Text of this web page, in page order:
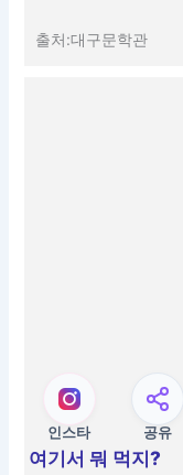
출처:대구문학관
인스타 공유
여기서 뭐 먹지?